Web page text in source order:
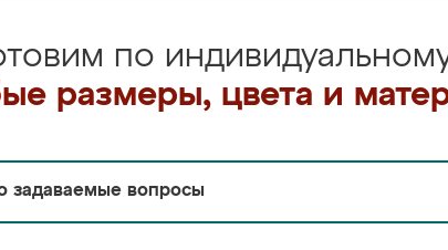
по
размеры, цвета и
задаваемые вопросы